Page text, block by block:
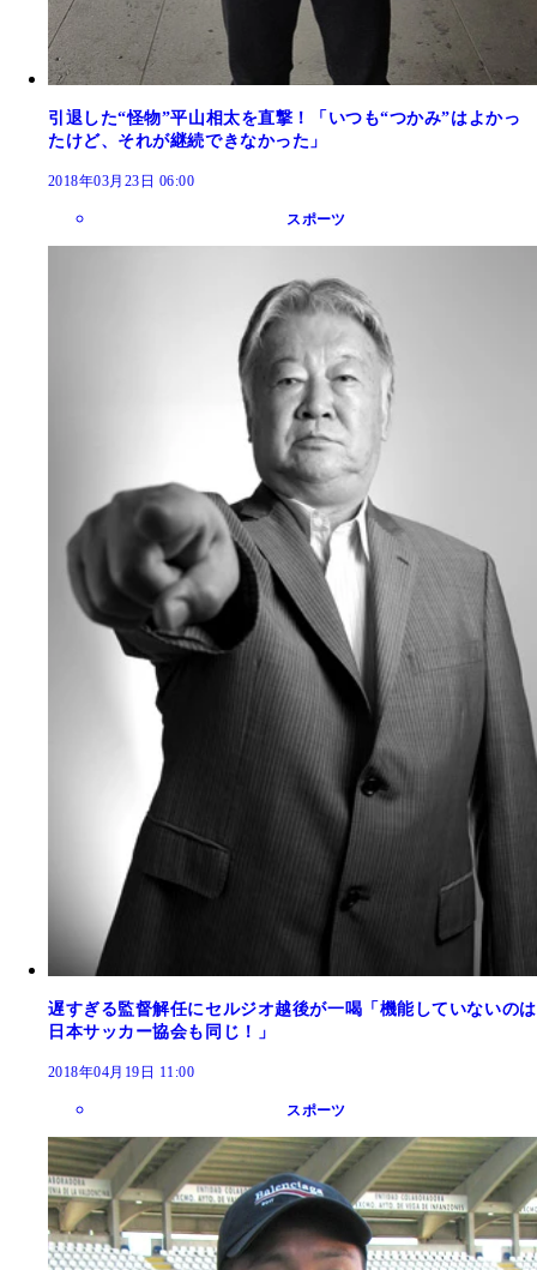
引退した“怪物”平山相太を直撃！「いつも“つかみ”はよかっ
たけど、それが継続できなかった」
2018年03月23日 06:00
スポーツ
遅すぎる監督解任にセルジオ越後が一喝「機能していないのは
日本サッカー協会も同じ！」
2018年04月19日 11:00
スポーツ